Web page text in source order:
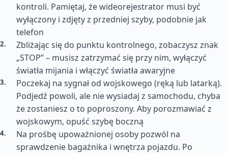
kontroli. Pamiętaj, że wideorejestrator musi być
wyłączony i zdjęty z przedniej szyby, podobnie jak
telefon
Zbliżając się do punktu kontrolnego, zobaczysz znak
„STOP” – musisz zatrzymać się przy nim, wyłączyć
światła mijania i włączyć światła awaryjne
Poczekaj na sygnał od wojskowego (ręką lub latarką).
Podjedź powoli, ale nie wysiadaj z samochodu, chyba
że zostaniesz o to poproszony. Aby porozmawiać z
wojskowym, opuść szybę boczną
Na prośbę upoważnionej osoby pozwól na
sprawdzenie bagażnika i wnętrza pojazdu. Po